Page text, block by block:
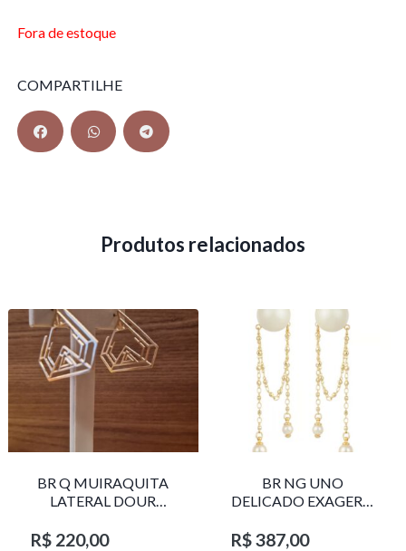
Fora de estoque
COMPARTILHE
Produtos relacionados
BR Q MUIRAQUITA
LATERAL DOUR
R$ 220,00
BR NG UNO
DELICADO EXAGERO
R$387,00